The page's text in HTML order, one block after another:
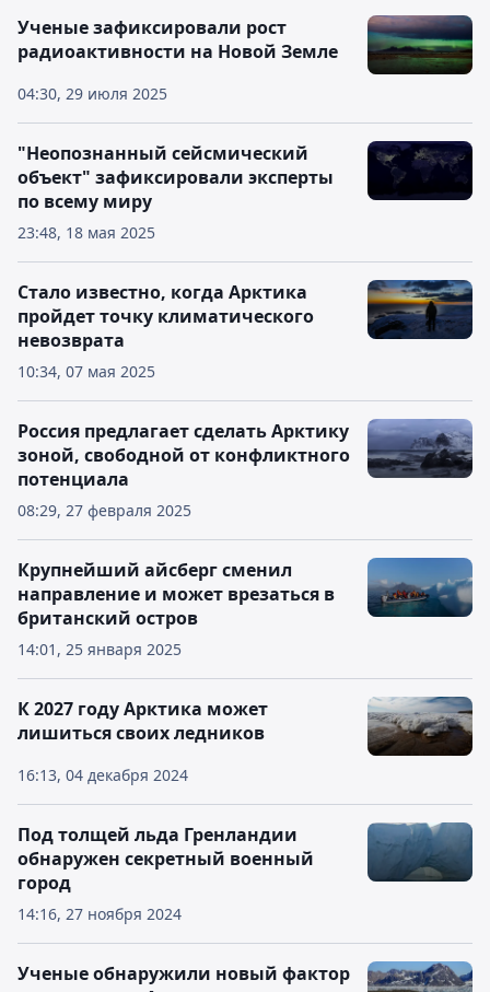
04:30, 29 июля 2025
Ученые зафиксировали рост
радиоактивности на Новой Земле
23:48, 18 мая 2025
"Неопознанный сейсмический
объект" зафиксировали эксперты
по всему миру
10:34, 07 мая 2025
Стало известно, когда Арктика
пройдет точку климатического
невозврата
08:29, 27 февраля 2025
Россия предлагает сделать Арктику
зоной, свободной от конфликтного
потенциала
14:01, 25 января 2025
Крупнейший айсберг сменил
направление и может врезаться в
британский остров
16:13, 04 декабря 2024
К 2027 году Арктика может
лишиться своих ледников
14:16, 27 ноября 2024
Под толщей льда Гренландии
обнаружен секретный военный
город
Ученые обнаружили новый фактор